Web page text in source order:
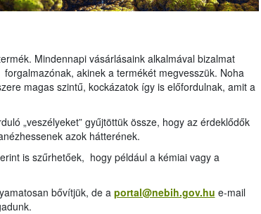
Mindennapi vásárlásaink alkalmával bizalmat
akinek a termékét megvesszük. Noha
magas szintű, kockázatok így is előfordulnak, amit a
„veszélyeket” gyűjtöttük össze, hogy az érdeklődők
azok hátterének.
is szűrhetőek, hogy például a kémiai vagy a
bővítjük, de a portal@nebih.gov.hu e-mail